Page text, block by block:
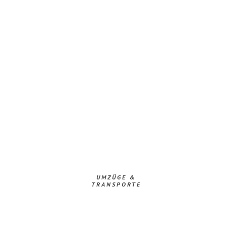
UMZÜGE &
TRANSPORTE